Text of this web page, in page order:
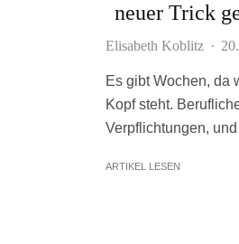
neuer Trick
Elisabeth Koblitz ·
Es gibt Wochen, da
Kopf steht.
Verpflichtungen,
ARTIKEL LESEN